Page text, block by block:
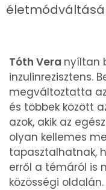
Tóth Vera nyíltan
inzulinrezisztens.
megváltoztatta
és többek között
azok, akik az
olyan kellemes
tapasztalhatnak,
erről a témáról is
közösségi oldalán.